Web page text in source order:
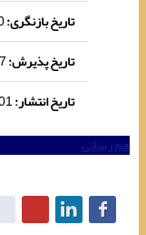
تاریخ بازنگری:
تاریخ پذیرش:
تاریخ انتشار:
هم رسانی